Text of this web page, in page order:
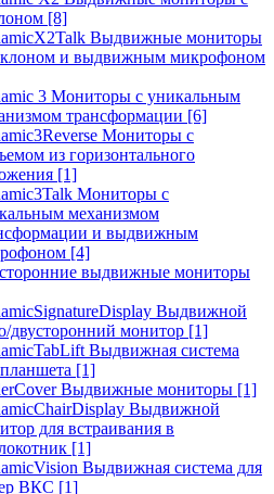
[8]
Выдвижные мониторы
и выдвижным микрофоном
3 Мониторы с уникальным
трансформации [6]
Мониторы с
из горизонтального
[1]
Мониторы с
механизмом
и выдвижным
[4]
выдвижные мониторы
Выдвижной
двусторонний монитор [1]
Выдвижная система
[1]
Выдвижные мониторы [1]
Выдвижной
для встраивания в
[1]
Выдвижная система для
ВКС [1]